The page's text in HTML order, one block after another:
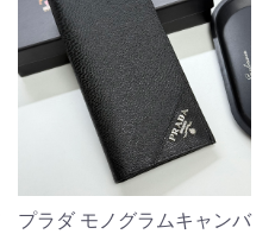
プラダ モノグラムキャンバ